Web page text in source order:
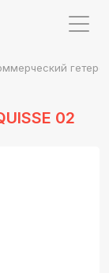
02